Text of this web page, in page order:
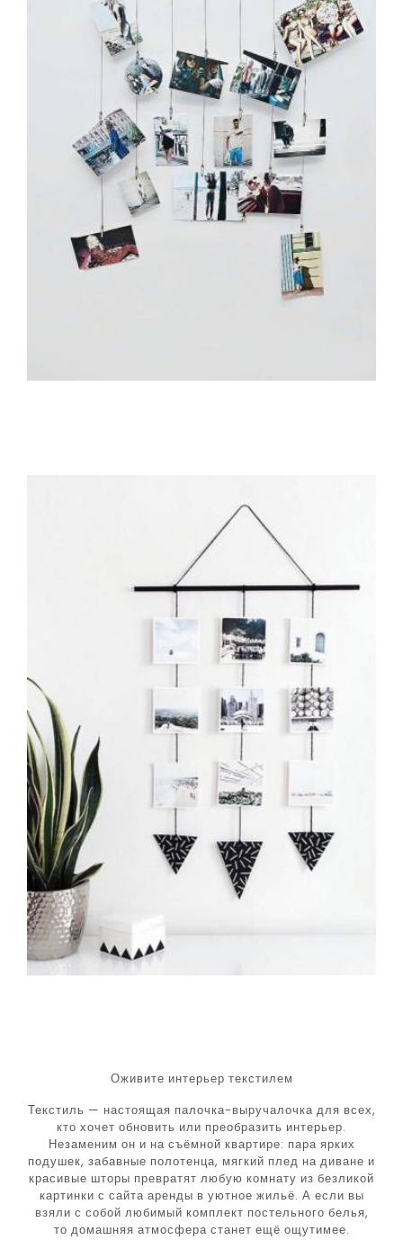
Оживите интерьер текстилем
Текстиль — настоящая палочка-выручалочка для всех,
кто хочет обновить или преобразить интерьер.
Незаменим он и на съёмной квартире: пара ярких
подушек, забавные полотенца, мягкий плед на диване и
красивые шторы превратят любую комнату из безликой
картинки с сайта аренды в уютное жильё. А если вы
взяли с собой любимый комплект постельного белья,
то домашняя атмосфера станет ещё ощутимее.